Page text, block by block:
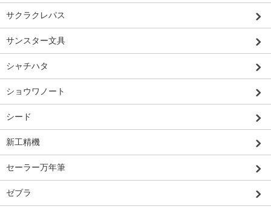
サクラクレパス
サンスター文具
シャチハタ
ショウワノート
シード
新工精機
セーラー万年筆
ゼブラ